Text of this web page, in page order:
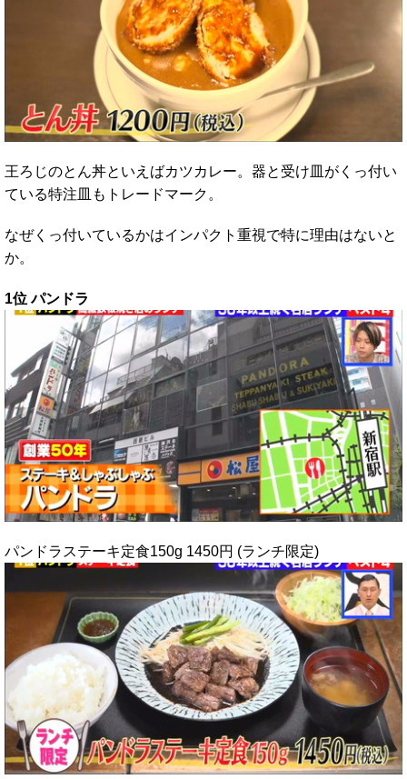
王ろじのとん丼といえばカツカレー。器と受け皿がくっ付い
ている特注皿もトレードマーク。
なぜくっ付いているかはインパクト重視で特に理由はないと
か。
1位 パンドラ
パンドラステーキ定食150g 1450円 (ランチ限定)